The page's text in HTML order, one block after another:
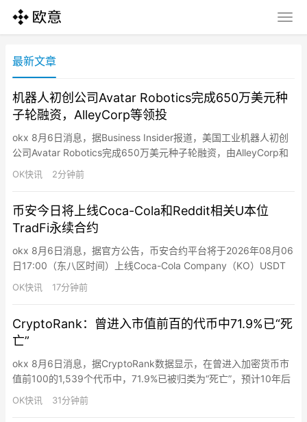
最新文章
机器人初创公司Avatar Robotics完成650万美元种
子轮融资，AlleyCorp等领投
okx 8月6日消息，据Business Insider报道，美国工业机器人初创
公司Avatar Robotics完成650万美元种子轮融资，由AlleyCorp和
Defy.vc领投，Headline和Henry Ford III等参投。该公司让操作员
通过Meta Quest头显和手柄远程控制机器人，在仓库中执行拣货和
OK快讯 2分钟前
币安今日将上线Coca-Cola和Reddit相关U本位
TradFi永续合约
okx 8月6日消息，据官方公告，币安合约平台将于2026年08月06
日17:00（东八区时间）上线Coca-Cola Company（KO）USDT
永续合约，17:05上线Reddit（RDDT）USDT永续合约，均支持最
高20倍杠杆。
OK快讯 17分钟前
CryptoRank：曾进入市值前百的代币中71.9%已“死
亡”
okx 8月6日消息，据CryptoRank数据显示，在曾进入加密货币市
值前100的1,539个代币中，71.9%已被归类为“死亡”，预计10年后
死亡率达84.7%，而代币中位寿命仅为2年4个月。CryptoRank将
“死亡”定义为从主要交易所下架且日交易量低于1万美元超过90
OK快讯 31分钟前